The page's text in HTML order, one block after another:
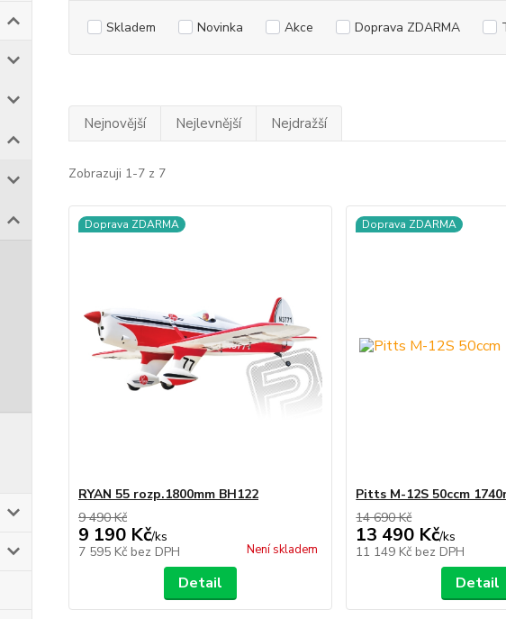
Skladem Novinka Akce Doprava ZDARMA
Nejnovější Nejlevnější Nejdražší
Zobrazuji 1-7 z 7
Doprava ZDARMA
RYAN 55 rozp.1800mm BH122
9 490 Kč
9 190 Kč/ks
7 595 Kč bez DPH Není skladem
Detail
Doprava ZDARMA
Pitts M-12S 50ccm
14 690 Kč
13 490 Kč/ks
11 149 Kč bez DPH
Detail